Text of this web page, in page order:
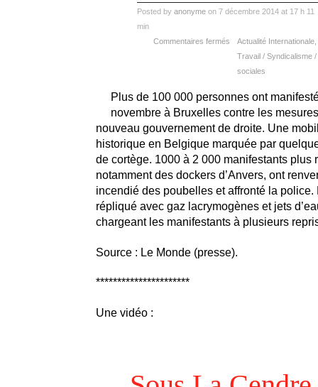
Posted by anonymeon 7 décembre 2014 at 17 h 11
min
Actualité Internationale,
Travail / Syndicalisme
sociales
Commentaires fermés
Plus de 100 000 personnes ont
novembre à Bruxelles contre les
nouveau gouvernement de droite. Une
historique en Belgique marquée par
de cortège. 1000 à 2 000 manifestants plus
notamment des dockers d’Anvers, ont
incendié des poubelles et affronté la police.
répliqué avec gaz lacrymogènes et jets
chargeant les manifestants à plusieurs
Source : Le Monde (presse).
**********************
Une vidéo :